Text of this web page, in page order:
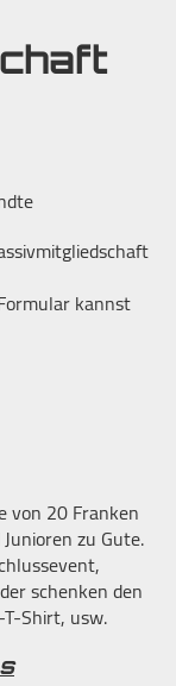
kannst
von 20 Franken
zu Gute.
schenken den
Shirt, usw.